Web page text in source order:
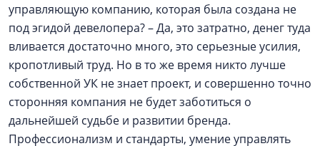
управляющую компанию, которая была создана не
под эгидой девелопера? – Да, это затратно, денег туда
вливается достаточно много, это серьезные усилия,
кропотливый труд. Но в то же время никто лучше
собственной УК не знает проект, и совершенно точно
сторонняя компания не будет заботиться о
дальнейшей судьбе и развитии бренда.
Профессионализм и стандарты, умение управлять